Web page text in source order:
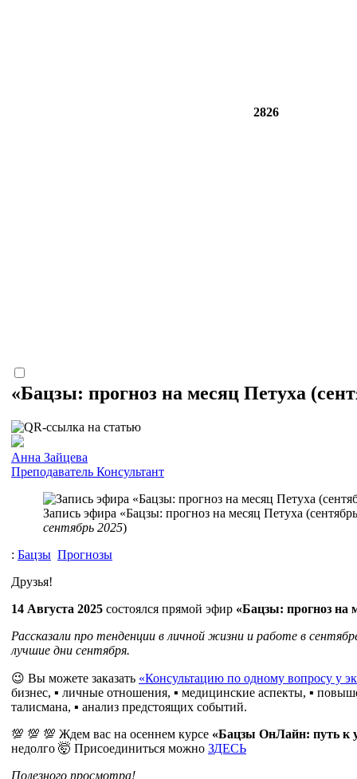
2826
«Бацзы: прогноз на месяц Петуха
Анна Зайцева
Преподаватель Консультант
Запись эфира «Бацзы: прогноз на месяц Петуха
сентябрь 2025)
: Бацзы Прогнозы
Друзья!
14 Августа 2025 состоялся прямой эфир «Бацзы: прогноз на
Рассказали про тенденции в личной жизни и работе в
лучшие дни сентября.
😉 Вы можете заказать «Консультацию по одному вопросу у
бизнес, ▪️ личные отношения, ▪️ медицинские аспекты, ▪️
талисмана, ▪️ анализ предстоящих событий.
💯 💯 💯 Ждем вас на осеннем курсе «Бацзы ОнЛайн: путь к
недолго 🤯 Присоединиться можно ЗДЕСЬ
Полезного просмотра!